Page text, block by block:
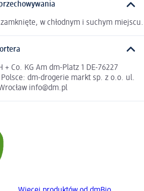
w chłodnym i suchym miejscu.
Co. KG Am dm-Platz 1 DE-76227
dm-drogerie markt sp. z o.o. ul.
info@dm.pl